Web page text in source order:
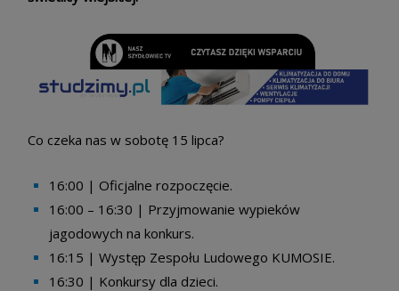
Co czeka nas w sobotę 15 lipca?
16:00 | Oficjalne rozpoczęcie.
16:00 – 16:30 | Przyjmowanie wypieków
jagodowych na konkurs.
16:15 | Występ Zespołu Ludowego KUMOSIE.
16:30 | Konkursy dla dzieci.